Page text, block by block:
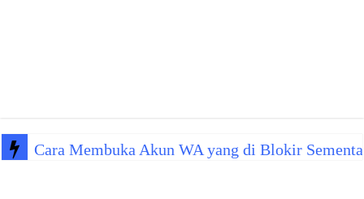
Cara Membuka Akun WA yang di Blokir